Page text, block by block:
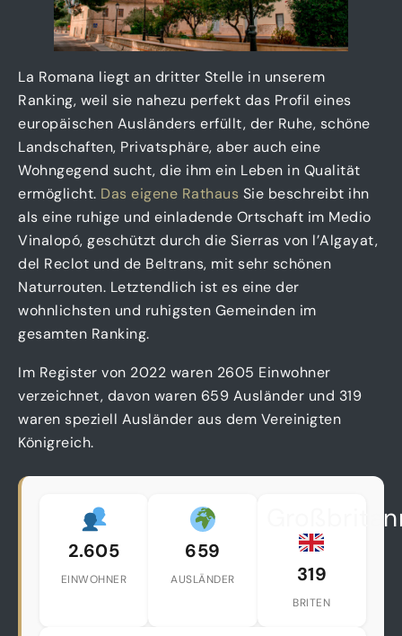
La Romana liegt an dritter Stelle in unserem
Ranking, weil sie nahezu perfekt das Profil eines
europäischen Ausländers erfüllt, der Ruhe, schöne
Landschaften, Privatsphäre, aber auch eine
Wohngegend sucht, die ihm ein Leben in Qualität
ermöglicht. Das eigene Rathaus Sie beschreibt ihn
als eine ruhige und einladende Ortschaft im Medio
Vinalopó, geschützt durch die Sierras von l’Algayat,
del Reclot und de Beltrans, mit sehr schönen
Naturrouten. Letztendlich ist es eine der
wohnlichsten und ruhigsten Gemeinden im
gesamten Ranking.
Im Register von 2022 waren 2605 Einwohner
verzeichnet, davon waren 659 Ausländer und 319
waren speziell Ausländer aus dem Vereinigten
Königreich.
2.605
EINWOHNER
659
AUSLÄNDER 319
BRITEN